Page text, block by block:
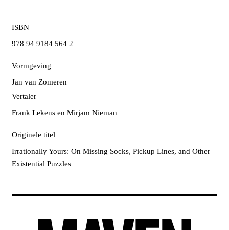
ISBN
978 94 9184 564 2
Vormgeving
Jan van Zomeren
Vertaler
Frank Lekens en Mirjam Nieman
Originele titel
Irrationally Yours: On Missing Socks, Pickup Lines, and Other
Existential Puzzles